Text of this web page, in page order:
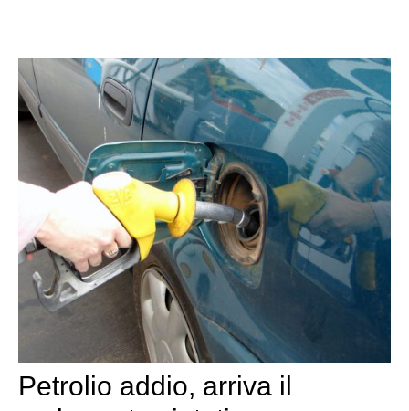
Petrolio addio, arriva il